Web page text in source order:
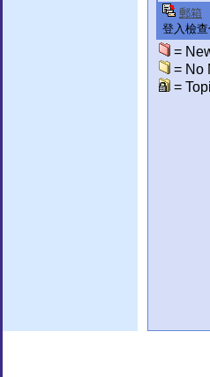
郵箱
登入檢
=
= No
=